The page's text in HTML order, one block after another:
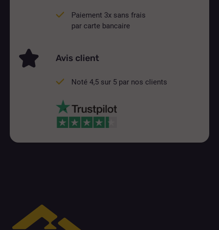
Paiement 3x sans frais
par carte bancaire
Avis client
Noté 4,5 sur 5 par nos clients